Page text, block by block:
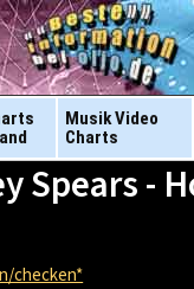
Musik Video
Charts
Spears -
checken*